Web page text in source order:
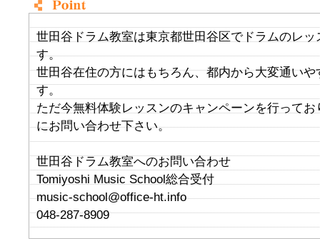
世田谷ドラム教室は東京都世田谷区でドラムのレ
す。
世田谷在住の方にはもちろん、都内から大変通い
す。
ただ今無料体験レッスンのキャンペーンを行って
にお問い合わせ下さい。
世田谷ドラム教室へのお問い合わせ
Tomiyoshi Music School総合受付
music-school@office-ht.info
048-287-8909